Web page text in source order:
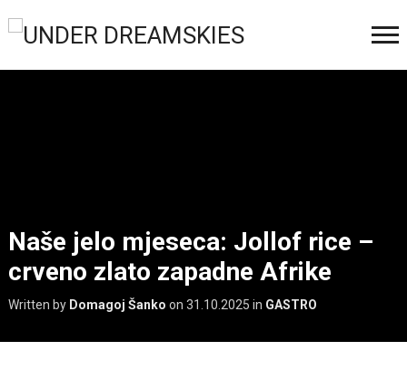
Naše jelo mjeseca: Jollof rice –
crveno zlato zapadne Afrike
Written by Domagoj Šanko on 31.10.2025 in GASTRO